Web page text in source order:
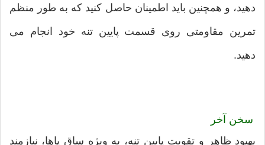
دهید، و همچنین باید اطمینان حاصل کنید که به طور منظم
تمرین مقاومتی روی قسمت پایین تنه خود انجام می
دهید.
سخن آخر
بهبود ظاهر و تقویت پایین تنه، به ویژه ساق پاها، نیازمند